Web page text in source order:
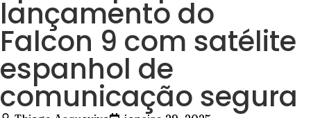
lançamento do
Falcon 9 com satélite
espanhol de
comunicação segura